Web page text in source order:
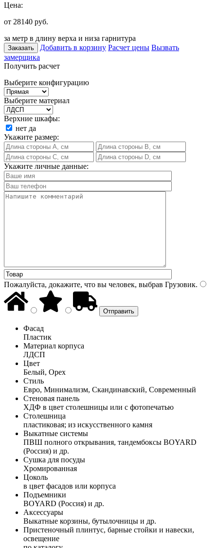
Цена:
от 28140 руб.
за метр в длину верха и низа гарнитура
Заказать Добавить в корзину Расчет цены Вызвать
замерщика
Получить расчет
Выберите конфигурацию
Выберите материал
Верхние шкафы:
нет да
Укажите размер:
Укажите личные данные:
Пожалуйста, докажите, что вы человек, выбрав Грузовик.
Фасад
Пластик
Материал корпуса
ЛДСП
Цвет
Белый, Орех
Стиль
Евро, Минимализм, Скандинавский, Современный
Стеновая панель
ХДФ в цвет столешницы или с фотопечатью
Столешница
пластиковая; из искусственного камня
Выкатные системы
ПВШ полного открывания, тандембоксы BOYARD
(Россия) и др.
Сушка для посуды
Хромированная
Цоколь
в цвет фасадов или корпуса
Подъемники
BOYARD (Россия) и др.
Аксессуары
Выкатные корзины, бутылочницы и др.
Пристеночный плинтус, барные стойки и навески,
освещение